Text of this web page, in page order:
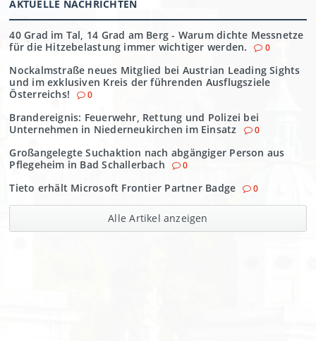
AKTUELLE NACHRICHTEN
40 Grad im Tal, 14 Grad am Berg - Warum dichte Messnetze
für die Hitzebelastung immer wichtiger werden.
0
Nockalmstraße neues Mitglied bei Austrian Leading Sights
und im exklusiven Kreis der führenden Ausflugsziele
Österreichs!
0
Brandereignis: Feuerwehr, Rettung und Polizei bei
Unternehmen in Niederneukirchen im Einsatz
0
Großangelegte Suchaktion nach abgängiger Person aus
Pflegeheim in Bad Schallerbach
0
Tieto erhält Microsoft Frontier Partner Badge 0
Alle Artikel anzeigen